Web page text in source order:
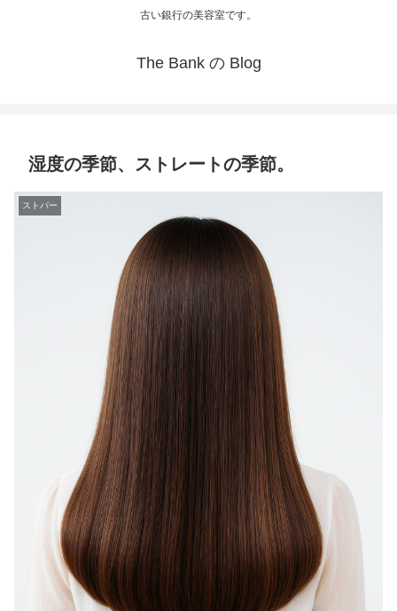
古い銀行の美容室です。
The Bank の Blog
湿度の季節、ストレートの季節。
ストパー